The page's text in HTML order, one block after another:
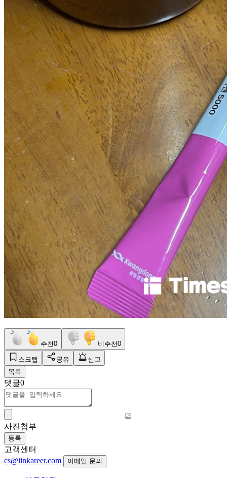
추천0 비추천0
스크랩 공유
신고
목록
댓글0
사진첨부
등록
고객센터
cs@linkareer.com
이메일 문의